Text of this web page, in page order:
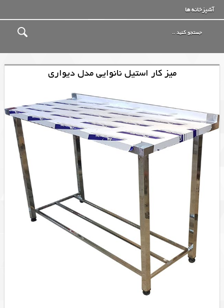
آشپزخانه ها
میز کار استیل نانوایی مدل دیواری